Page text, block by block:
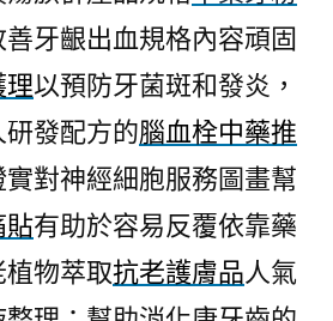
牙齦出血規格內容頑固
理以預防牙菌斑和發炎，
發配方的腦血栓中藥推
對神經細胞服務圖畫幫
貼有助於容易反覆依靠藥
物萃取抗老護膚品人氣